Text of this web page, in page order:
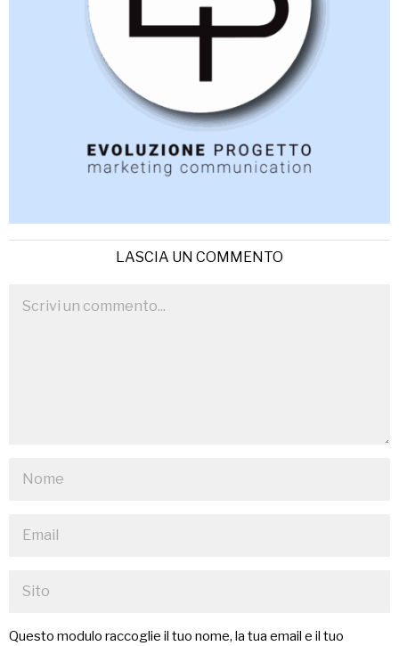
LASCIA UN COMMENTO
Questo modulo raccoglie il tuo nome, la tua email e il tuo